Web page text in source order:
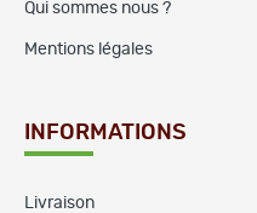
Qui sommes nous ?
Mentions légales
INFORMATIONS
Livraison